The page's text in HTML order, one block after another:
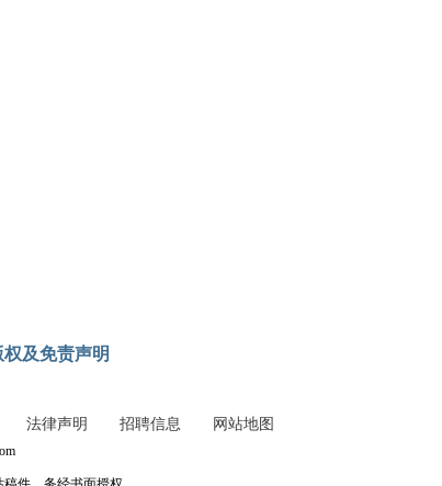
权及免责声明
法律声明 招聘信息 网站地图